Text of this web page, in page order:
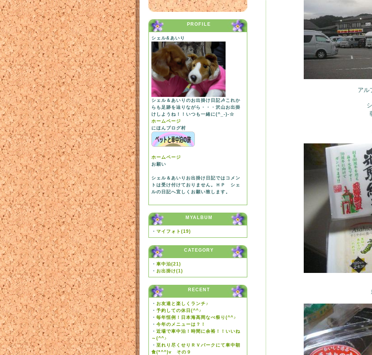
PROFILE
シェル&あいり
シェル＆あいりのお出掛け日記🎶これか
らも足跡を辿りながら・・・沢山お出掛
けしようね！！いつも一緒に(^_-)-☆
ホームページ
にほんブログ村
ホームページ
お願い
シェル＆あいりお出掛け日記ではコメン
トは受け付けておりません。ＨＰ シェ
ルの日記へ宜しくお願い致します。
MYALBUM
・ マイフォト(19)
CATEGORY
・ 車中泊(21)
・ お出掛け(1)
RECENT
・ お友達と楽しくランチ♪
・ 予約しての休日(^^♪
・ 毎年恒例！日本海高岡なべ祭り(^^♪
・ 今年のメニューは？！
・ 近場で車中泊！時間に余裕！！いいね
～(^^♪
・ 至れり尽くせりＲＶパークにて車中朝
食(*^^)v その９
アル